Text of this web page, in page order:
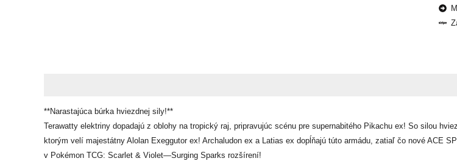
**Narastajúca búrka hviezdnej sily!**
Terawatty elektriny dopadajú z oblohy na tropický raj, pripravujúc scénu pre supernabitého Pikachu ex! So silou
ktorým velí majestátny Alolan Exeggutor ex! Archaludon ex a Latias ex dopĺňajú túto armádu, zatiaľ čo nové ACE
v Pokémon TCG: Scarlet & Violet—Surging Sparks rozšírení!